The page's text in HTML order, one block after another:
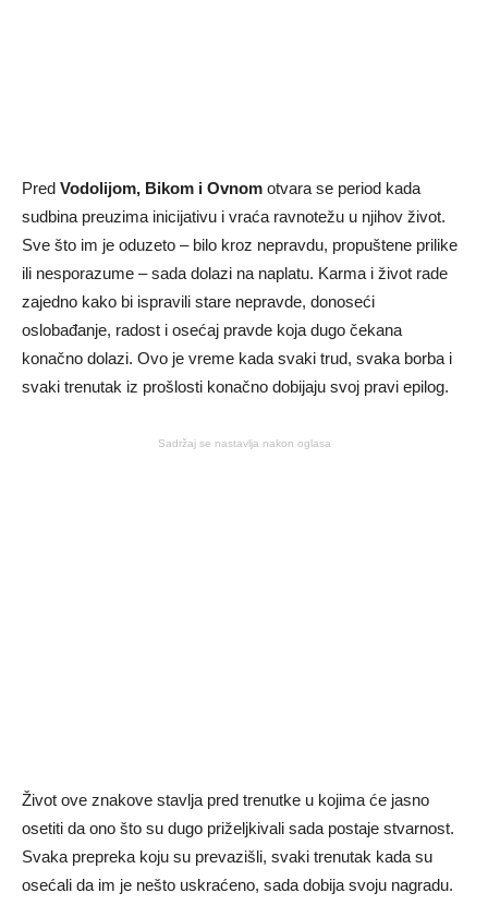
Pred Vodolijom, Bikom i Ovnom otvara se period kada
sudbina preuzima inicijativu i vraća ravnotežu u njihov život.
Sve što im je oduzeto – bilo kroz nepravdu, propuštene prilike
ili nesporazume – sada dolazi na naplatu. Karma i život rade
zajedno kako bi ispravili stare nepravde, donoseći
oslobađanje, radost i osećaj pravde koja dugo čekana
konačno dolazi. Ovo je vreme kada svaki trud, svaka borba i
svaki trenutak iz prošlosti konačno dobijaju svoj pravi epilog.
Sadržaj se nastavlja nakon oglasa
Život ove znakove stavlja pred trenutke u kojima će jasno
osetiti da ono što su dugo priželjkivali sada postaje stvarnost.
Svaka prepreka koju su prevazišli, svaki trenutak kada su
osećali da im je nešto uskraćeno, sada dobija svoju nagradu.